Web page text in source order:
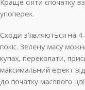
Краще сіяти спочатку
упоперек.
Сходи з’являються на
покіс. Зелену масу
купах, перекопати,
максимальний ефект
до початку масового